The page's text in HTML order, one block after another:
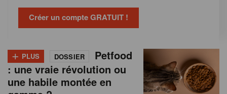
Créer un compte GRATUIT !
+ PLUS DOSSIER
Petfood
: une vraie révolution ou
une habile montée en